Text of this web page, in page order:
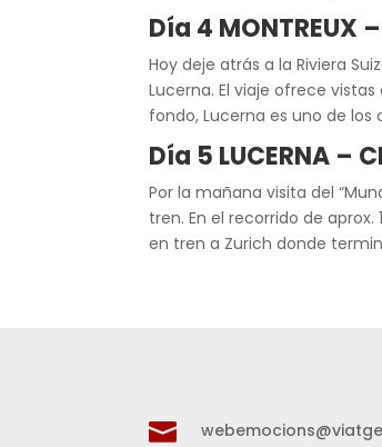
Día 4 MONTREUX –
Hoy deje atrás a la Riviera
Lucerna. El viaje ofrece
fondo, Lucerna es uno de los
Día 5 LUCERNA –
Por la mañana visita del
tren. En el recorrido de
en tren a Zurich donde
